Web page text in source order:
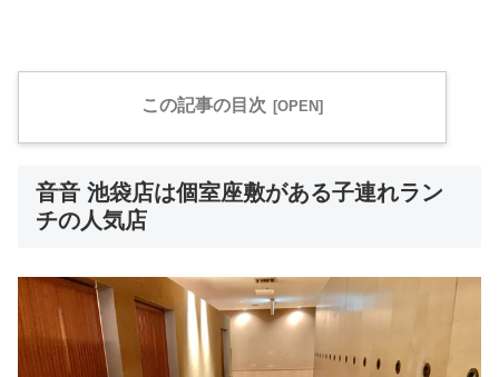
この記事の目次
音音 池袋店は個室座敷がある子連れラン
チの人気店